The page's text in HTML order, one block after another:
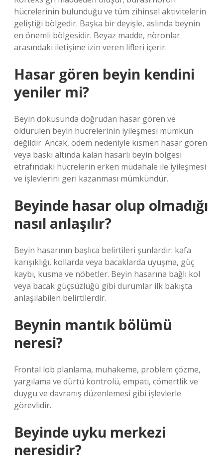
hücrelerinin bulunduğu ve tüm zihinsel aktivitelerin
geliştiği bölgedir. Başka bir deyişle, aslında beynin
en önemli bölgesidir. Beyaz madde, nöronlar
arasındaki iletişime izin veren lifleri içerir.
Hasar gören beyin kendini
yeniler mi?
Beyin dokusunda doğrudan hasar gören ve
öldürülen beyin hücrelerinin iyileşmesi mümkün
değildir. Ancak, ödem nedeniyle kısmen hasar gören
veya baskı altında kalan hasarlı beyin bölgesi
etrafındaki hücrelerin erken müdahale ile iyileşmesi
ve işlevlerini geri kazanması mümkündür.
Beyinde hasar olup olmadığı
nasıl anlaşılır?
Beyin hasarının başlıca belirtileri şunlardır: kafa
karışıklığı, kollarda veya bacaklarda uyuşma, güç
kaybı, kusma ve nöbetler. Beyin hasarına bağlı kol
veya bacak güçsüzlüğü gibi durumlar ilk bakışta
anlaşılabilen belirtilerdir.
Beynin mantık bölümü
neresi?
Frontal lob planlama, muhakeme, problem çözme,
yargılama ve dürtü kontrolü, empati, cömertlik ve
duygu ve davranış düzenlemesi gibi işlevlerle
görevlidir.
Beyinde uyku merkezi
neresidir?